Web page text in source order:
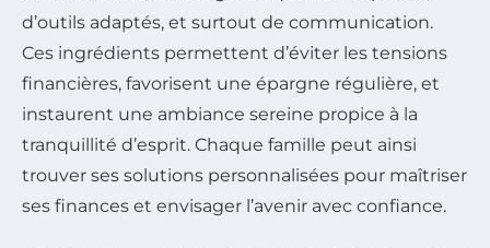
d’outils adaptés, et surtout de communication.
Ces ingrédients permettent d’éviter les tensions
financières, favorisent une épargne régulière, et
instaurent une ambiance sereine propice à la
tranquillité d’esprit. Chaque famille peut ainsi
trouver ses solutions personnalisées pour maîtriser
ses finances et envisager l’avenir avec confiance.